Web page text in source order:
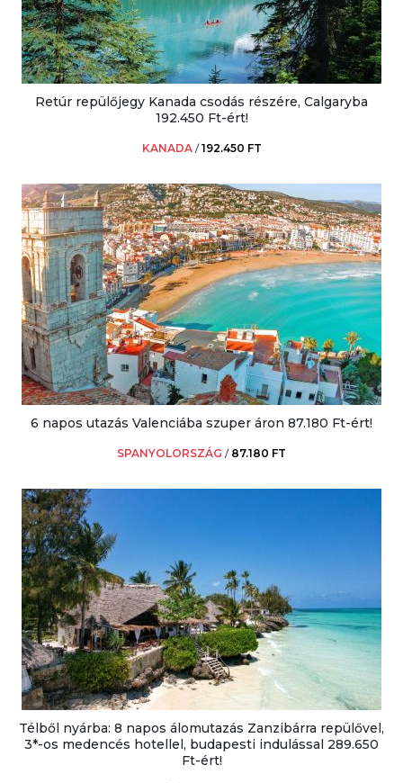
Retúr repülőjegy Kanada csodás részére, Calgaryba
192.450 Ft-ért!
KANADA /192.450 FT
6 napos utazás Valenciába szuper áron 87.180 Ft-ért!
SPANYOLORSZÁG / 87.180 FT
Télből nyárba: 8 napos álomutazás Zanzibárra repülővel,
3*-os medencés hotellel, budapesti indulással 289.650
Ft-ért!